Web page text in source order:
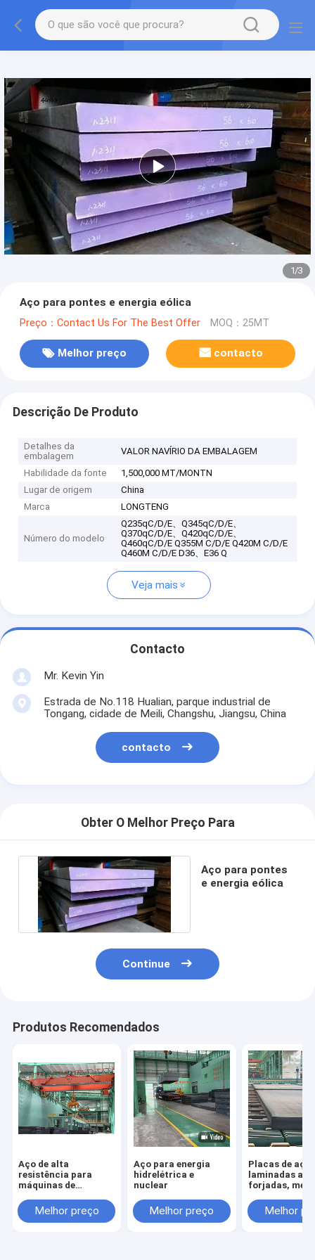
1/3
Aço para pontes e energia eólica
Preço：Contact Us For The Best Offer MOQ：25MT
Melhor preço contacto
Descrição De Produto
Detalhes da
embalagem
VALOR NAVÍRIO DA EMBALAGEM
Habilidade da fonte
1,500,000 MT/MONTN
Lugar de origem
China
Marca
LONGTENG
Número do modelo
Q235qC/D/E、Q345qC/D/E、
Q370qC/D/E、Q420qC/D/E、
Q460qC/D/E Q355M C/D/E Q420M C/D/E
Q460M C/D/E D36、E36 Q
Veja mais
Contacto
Mr. Kevin Yin
Estrada de No.118 Hualian, parque industrial de
Tongang, cidade de Meili, Changshu, Jiangsu, China
contacto
Obter O Melhor Preço Para
Aço para pontes
e energia eólica
Continue
Produtos Recomendados
Aço de alta
resistência para
máquinas de
Melhor preço
Aço para energia
hidrelétrica e
nuclear
Melhor preço
Placas de aço
laminadas a
forjadas,
Melhor